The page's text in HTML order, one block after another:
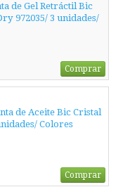
de Gel Retráctil Bic
972035/ 3 unidades/
Comprar
de Aceite Bic Cristal
Colores
Comprar